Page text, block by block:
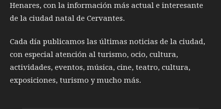
Henares, con la información más actual e interesante
de la ciudad natal de Cervantes.
Cada día publicamos las últimas noticias de la ciudad,
con especial atención al turismo, ocio, cultura,
actividades, eventos, música, cine, teatro, cultura,
exposiciones, turismo y mucho más.